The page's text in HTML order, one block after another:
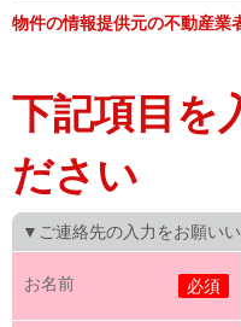
物件の情報提供元の不動産業
下記項目を
ださい
▼ご連絡先の入力をお願いい
お名前 必須